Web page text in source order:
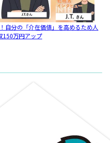
自分の「介在価値」を高めるため人
150万円アップ